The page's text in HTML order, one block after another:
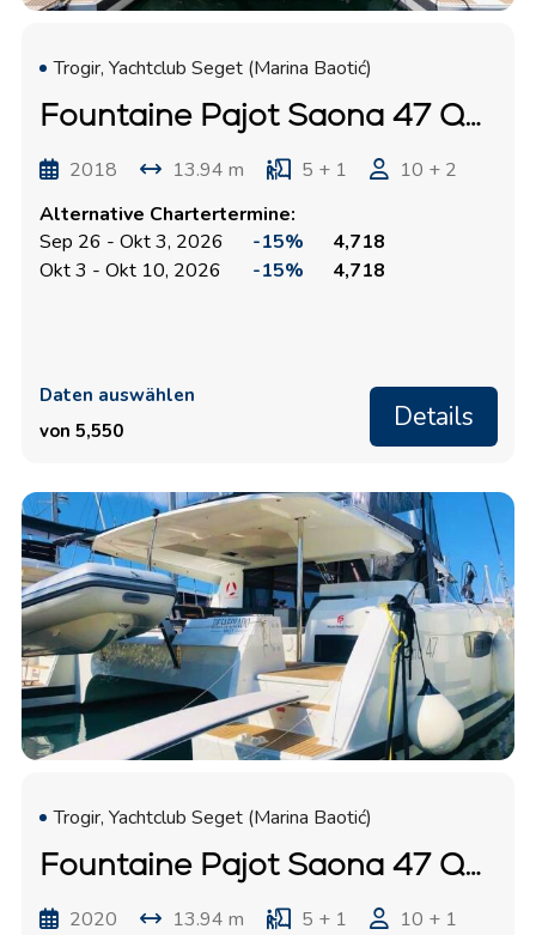
Trogir, Yachtclub Seget (Marina Baotić)
Fountaine Pajot Saona 47 Quintet "Sunny Wave"
2018 13.94 m 5 + 1
10 + 2
Alternative Chartertermine:
Sep 26 - Okt 3, 2026
-15%
4,718
Okt 3 - Okt 10, 2026
-15% 4,718
Daten auswählen
von 5,550
Details
Trogir, Yachtclub Seget (Marina Baotić)
Fountaine Pajot Saona 47 Quintet "Desafinado"
2020 13.94 m 5 + 1
10 + 1